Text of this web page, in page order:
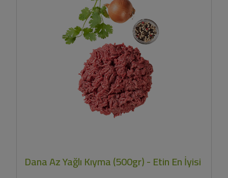
Dana Az Yağlı Kıyma (500gr) - Etin En İyisi